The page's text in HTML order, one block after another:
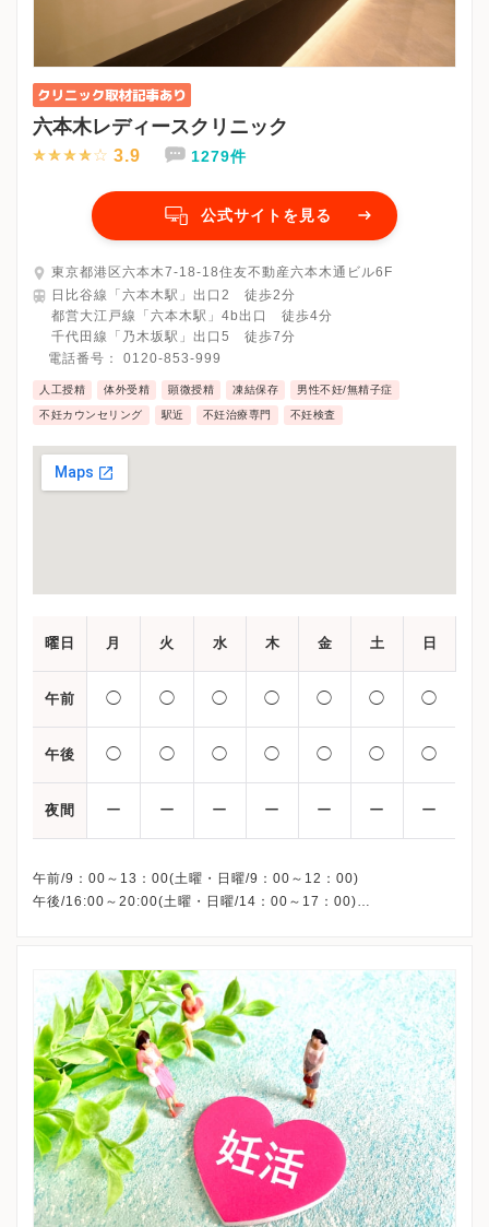
六本木レディースクリニック
3.9 1279件
公式サイトを見る
東京都港区六本木7-18-18住友不動産六本木通ビル6F
日比谷線「六本木駅」出口2 徒歩2分
都営大江戸線「六本木駅」4b出口 徒歩4分
千代田線「乃木坂駅」出口5 徒歩7分
電話番号： 0120-853-999
人工授精 体外受精 顕微授精 凍結保存 男性不妊/無精子症
不妊カウンセリング 駅近 不妊治療専門 不妊検査
曜日 月 火 水 木 金 土 日
午前 ◯ ◯ ◯ ◯ ◯ ◯ ◯
午後 ◯ ◯ ◯ ◯ ◯ ◯ ◯
夜間 ー ー ー ー ー ー ー
午前/9：00～13：00(土曜・日曜/9：00～12：00)
午後/16:00～20:00(土曜・日曜/14：00～17：00)